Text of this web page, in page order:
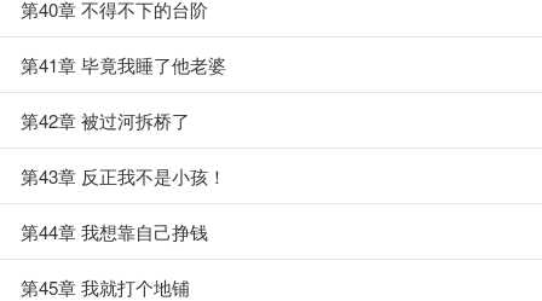
第40章 不得不下的台阶
第41章 毕竟我睡了他老婆
第42章 被过河拆桥了
第43章 反正我不是小孩！
第44章 我想靠自己挣钱
第45章 我就打个地铺